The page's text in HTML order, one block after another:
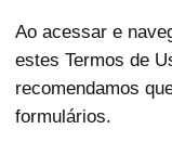
Ao acessar e
estes Termos de
recomendamos
formulários.